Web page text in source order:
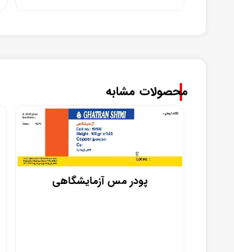
محصولات مشابه
پودر مس آزمایشگاهی